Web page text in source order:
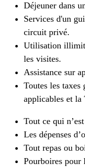
Déjeuner dans
Services d'un
circuit privé.
Utilisation
les visites.
Assistance sur
Toutes les taxes
applicables et la
Tout ce qui
Les dépenses
Tout repas ou
Pourboires pour